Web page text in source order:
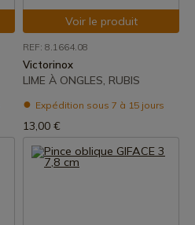
Voir le produit
REF: 8.1664.08
Victorinox
LIME À ONGLES, RUBIS
Expédition sous 7 à 15 jours
13,00 €